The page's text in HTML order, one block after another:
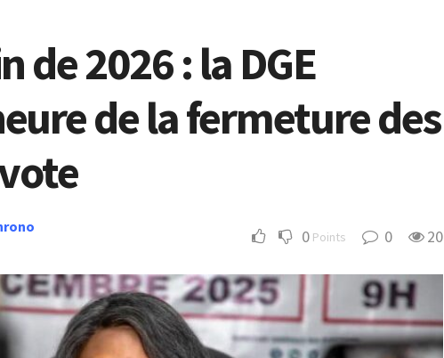
de 2026 : la DGE
de la fermeture des
0 Points 0 20